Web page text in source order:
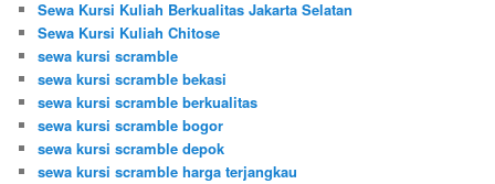
Sewa Kursi Kuliah Berkualitas Jakarta Selatan
Sewa Kursi Kuliah Chitose
sewa kursi scramble
sewa kursi scramble bekasi
sewa kursi scramble berkualitas
sewa kursi scramble bogor
sewa kursi scramble depok
sewa kursi scramble harga terjangkau